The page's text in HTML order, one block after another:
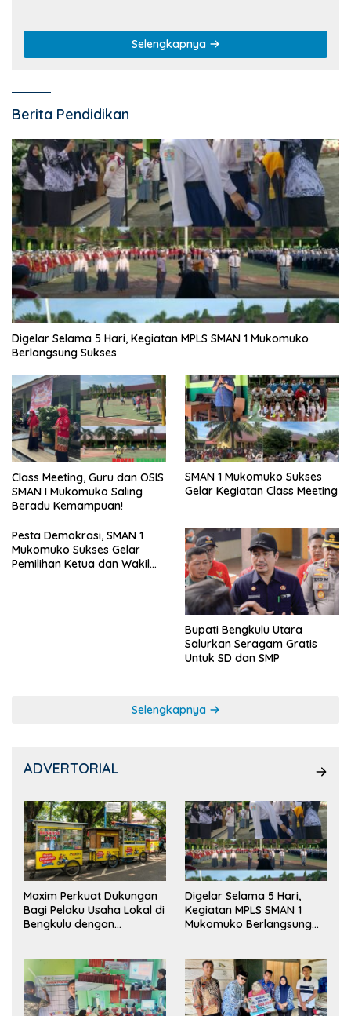
Selengkapnya
Berita Pendidikan
Digelar Selama 5 Hari, Kegiatan MPLS SMAN 1 Mukomuko
Berlangsung Sukses
Class Meeting, Guru dan OSIS
SMAN I Mukomuko Saling
Beradu Kemampuan!
SMAN 1 Mukomuko Sukses
Gelar Kegiatan Class Meeting
Pesta Demokrasi, SMAN 1
Mukomuko Sukses Gelar
Pemilihan Ketua dan Wakil
Bupati Bengkulu Utara
Salurkan Seragam Gratis
Untuk SD dan SMP
Selengkapnya
ADVERTORIAL
Maxim Perkuat Dukungan
Bagi Pelaku Usaha Lokal di
Bengkulu dengan
Pasar
Digelar Selama 5 Hari,
Kegiatan MPLS SMAN 1
Mukomuko Berlangsung